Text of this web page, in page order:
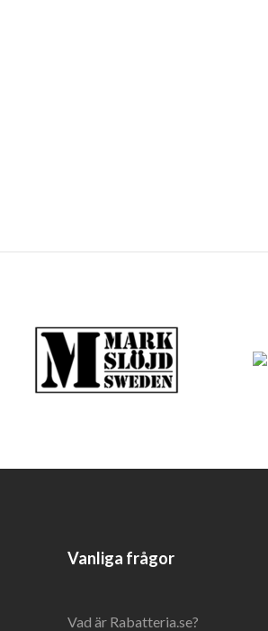
Vanliga frågor
Vad är Rabatteria.se?